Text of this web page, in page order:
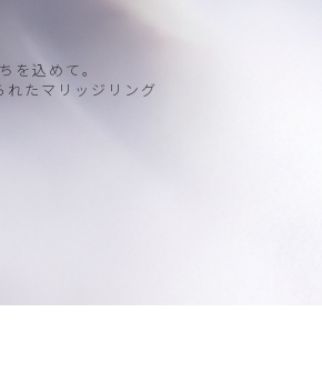
を込めて。
たマリッジリング